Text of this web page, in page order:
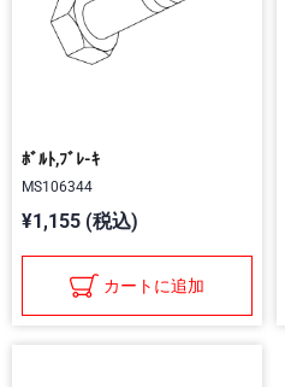
ﾎﾞﾙﾄ,ﾌﾞﾚ-ｷ
MS106344
¥1,155 (税込)
カートに追加